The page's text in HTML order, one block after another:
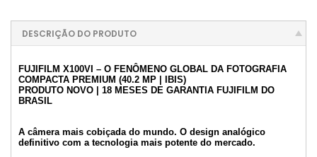
DESCRIÇÃO DO PRODUTO
FUJIFILM X100VI – O FENÔMENO GLOBAL DA FOTOGRAFIA
COMPACTA PREMIUM (40.2 MP | IBIS)
PRODUTO NOVO | 18 MESES DE GARANTIA FUJIFILM DO
BRASIL
A câmera mais cobiçada do mundo. O design analógico
definitivo com a tecnologia mais potente do mercado.